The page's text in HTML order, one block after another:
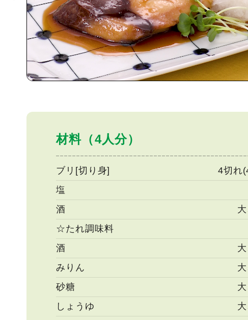
材料（4人分）
ブリ[切り身]
4切れ
塩
酒
☆たれ調味料
酒
みりん
砂糖
しょうゆ